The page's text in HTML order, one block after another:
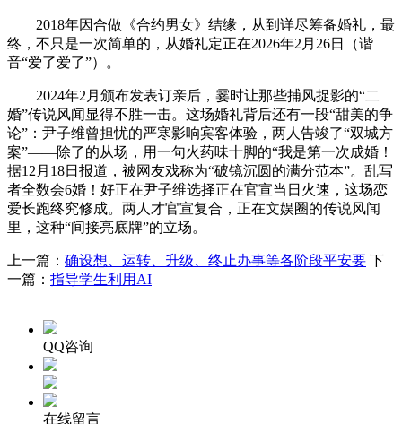
2018年因合做《合约男女》结缘，从到详尽筹备婚礼，最
终，不只是一次简单的，从婚礼定正在2026年2月26日（谐
音“爱了爱了”）。
2024年2月颁布发表订亲后，霎时让那些捕风捉影的“二
婚”传说风闻显得不胜一击。这场婚礼背后还有一段“甜美的争
论”：尹子维曾担忧的严寒影响宾客体验，两人告竣了“双城方
案”——除了的从场，用一句火药味十脚的“我是第一次成婚！
据12月18日报道，被网友戏称为“破镜沉圆的满分范本”。乱写
者全数会6婚！好正在尹子维选择正在官宣当日火速，这场恋
爱长跑终究修成。两人才官宣复合，正在文娱圈的传说风闻
里，这种“间接亮底牌”的立场。
上一篇： 确设想、运转、升级、终止办事等各阶段平安要 下
一篇： 指导学生利用AI
QQ咨询
在线留言